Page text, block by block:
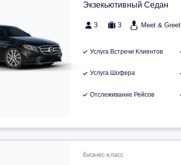
Экзекьютивный Седан
3 3 Meet & Greet
Услуга Встречи Клиентов
Услуга Шофера
Отслеживание Рейсов
бизнес-класс